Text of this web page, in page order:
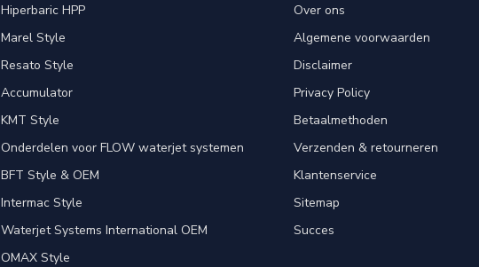
Hiperbaric HPP
Marel Style
Resato Style
Accumulator
KMT Style
Onderdelen voor FLOW waterjet systemen
BFT Style & OEM
Intermac Style
Waterjet Systems International OEM
OMAX Style
Over ons
Algemene voorwaarden
Disclaimer
Privacy Policy
Betaalmethoden
Verzenden & retourneren
Klantenservice
Sitemap
Succes